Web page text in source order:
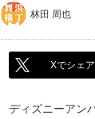
林田 周也
Xでシェア
ディズニーアン